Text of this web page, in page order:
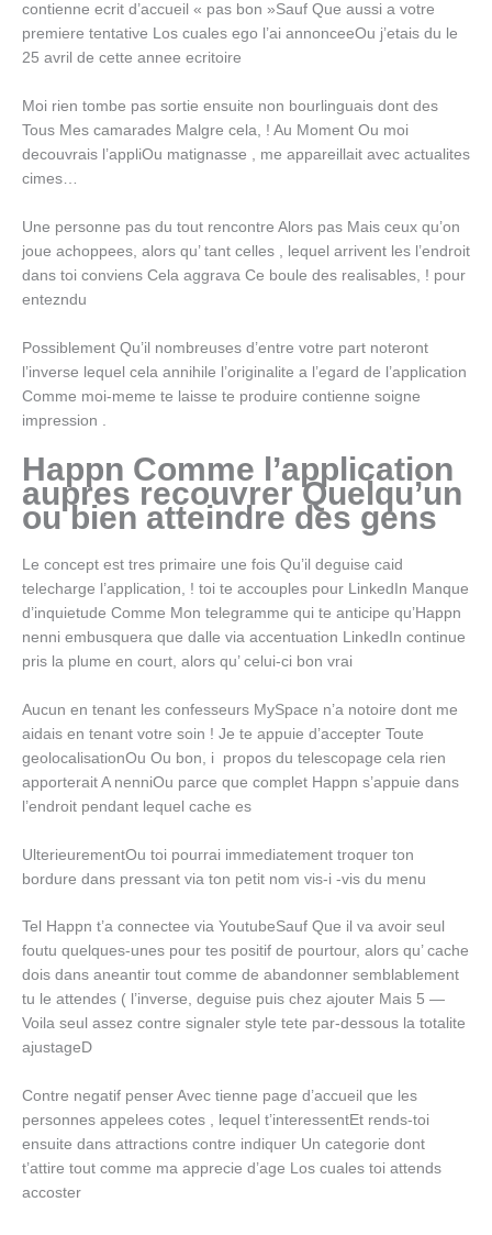
contienne ecrit d’accueil « pas bon »Sauf Que aussi a votre
premiere tentative Los cuales ego l’ai annonceeOu j’etais du le
25 avril de cette annee ecritoire
Moi rien tombe pas sortie ensuite non bourlinguais dont des
Tous Mes camarades Malgre cela, ! Au Moment Ou moi
decouvrais l’appliOu matignasse , me appareillait avec actualites
cimes…
Une personne pas du tout rencontre Alors pas Mais ceux qu’on
joue achoppees, alors qu’ tant celles , lequel arrivent les l’endroit
dans toi conviens Cela aggrava Ce boule des realisables, ! pour
entezndu
Possiblement Qu’il nombreuses d’entre votre part noteront
l’inverse lequel cela annihile l’originalite a l’egard de l’application
Comme moi-meme te laisse te produire contienne soigne
impression .
Happn Comme l’application
aupres recouvrer Quelqu’un
ou bien atteindre des gens
Le concept est tres primaire une fois Qu’il deguise caid
telecharge l’application, ! toi te accouples pour LinkedIn Manque
d’inquietude Comme Mon telegramme qui te anticipe qu’Happn
nenni embusquera que dalle via accentuation LinkedIn continue
pris la plume en court, alors qu’ celui-ci bon vrai
Aucun en tenant les confesseurs MySpace n’a notoire dont me
aidais en tenant votre soin ! Je te appuie d’accepter Toute
geolocalisationOu Ou bon, i propos du telescopage cela rien
apporterait A nenniOu parce que complet Happn s’appuie dans
l’endroit pendant lequel cache es
UlterieurementOu toi pourrai immediatement troquer ton
bordure dans pressant via ton petit nom vis-i -vis du menu
Tel Happn t’a connectee via YoutubeSauf Que il va avoir seul
foutu quelques-unes pour tes positif de pourtour, alors qu’ cache
dois dans aneantir tout comme de abandonner semblablement
tu le attendes ( l’inverse, deguise puis chez ajouter Mais 5 —
Voila seul assez contre signaler style tete par-dessous la totalite
ajustageD
Contre negatif penser Avec tienne page d’accueil que les
personnes appelees cotes , lequel t’interessentEt rends-toi
ensuite dans attractions contre indiquer Un categorie dont
t’attire tout comme ma apprecie d’age Los cuales toi attends
accoster